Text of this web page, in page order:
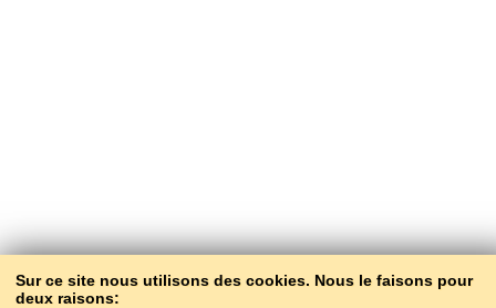
Sur ce site nous utilisons des cookies. Nous le faisons pour
deux raisons: